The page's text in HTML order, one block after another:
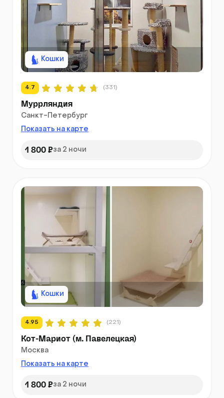
Кошки
4.7 (331)
Муррляндия
Санкт-Петербург
Показать на карте
1 800 ₽за 2 ночи
Кошки
4.95 (221)
Кот-Мариот (м. Павелецкая)
Москва
Показать на карте
1 800 ₽за 2 ночи